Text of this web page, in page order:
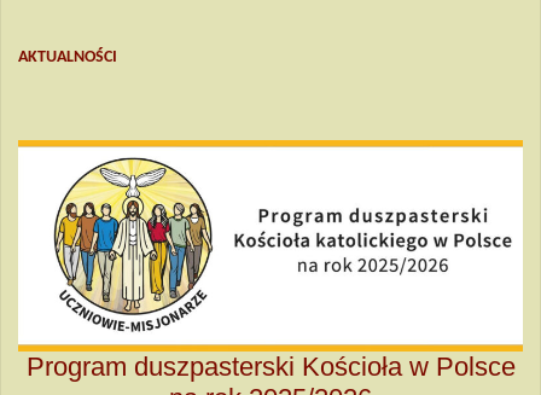
AKTUALNOŚCI
Program duszpasterski Kościoła w Polsce